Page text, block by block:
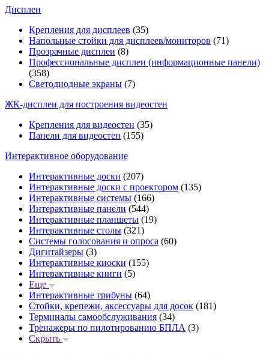
Дисплеи
Крепления для дисплеев (35)
Напольные стойки для дисплеев/мониторов (71)
Прозрачные дисплеи (8)
Профессиональные дисплеи (информационные панели)
(358)
Светодиодные экраны (7)
ЖК-дисплеи для построения видеостен
Крепления для видеостен (35)
Панели для видеостен (155)
Интерактивное оборудование
Интерактивные доски (207)
Интерактивные доски с проектором (135)
Интерактивные системы (166)
Интерактивные панели (544)
Интерактивные планшеты (19)
Интерактивные столы (321)
Системы голосования и опроса (60)
Дигитайзеры (3)
Интерактивные киоски (155)
Интерактивные книги (5)
Еще
Интерактивные трибуны (64)
Стойки, крепежи, аксессуары для досок (181)
Терминалы самообслуживания (34)
Тренажеры по пилотированию БПЛА (3)
Скрыть